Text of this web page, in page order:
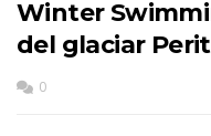
Winter
del glaciar
0